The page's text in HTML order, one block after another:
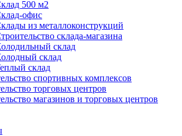
500 м2
офис
из металлоконструкций
склада-магазина
склад
склад
склад
спортивных комплексов
торговых центров
магазинов и торговых центров